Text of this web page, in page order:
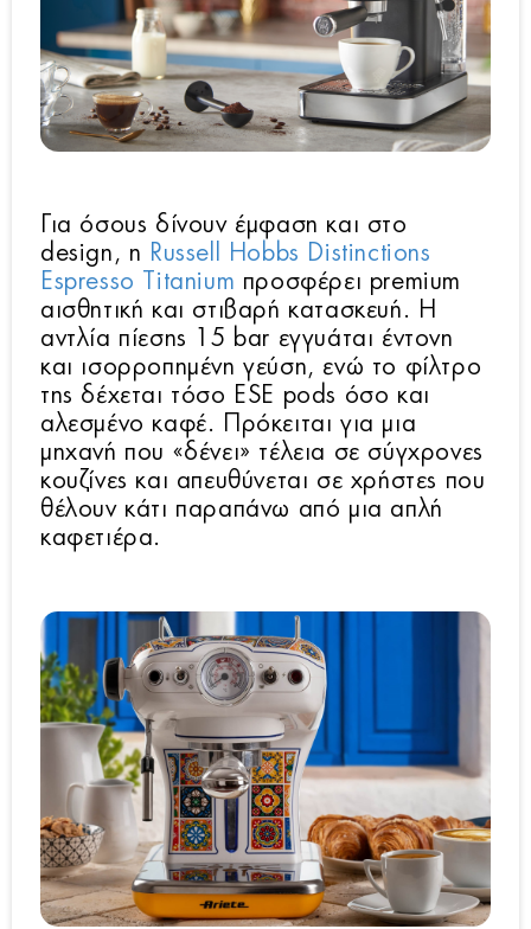
Για όσους δίνουν έμφαση και στο
design, η Russell Hobbs Distinctions
Espresso Titanium προσφέρει premium
αισθητική και στιβαρή κατασκευή. Η
αντλία πίεσης 15 bar εγγυάται έντονη
και ισορροπημένη γεύση, ενώ το φίλτρο
της δέχεται τόσο ESE pods όσο και
αλεσμένο καφέ. Πρόκειται για μια
μηχανή που «δένει» τέλεια σε σύγχρονες
κουζίνες και απευθύνεται σε χρήστες που
θέλουν κάτι παραπάνω από μια απλή
καφετιέρα.